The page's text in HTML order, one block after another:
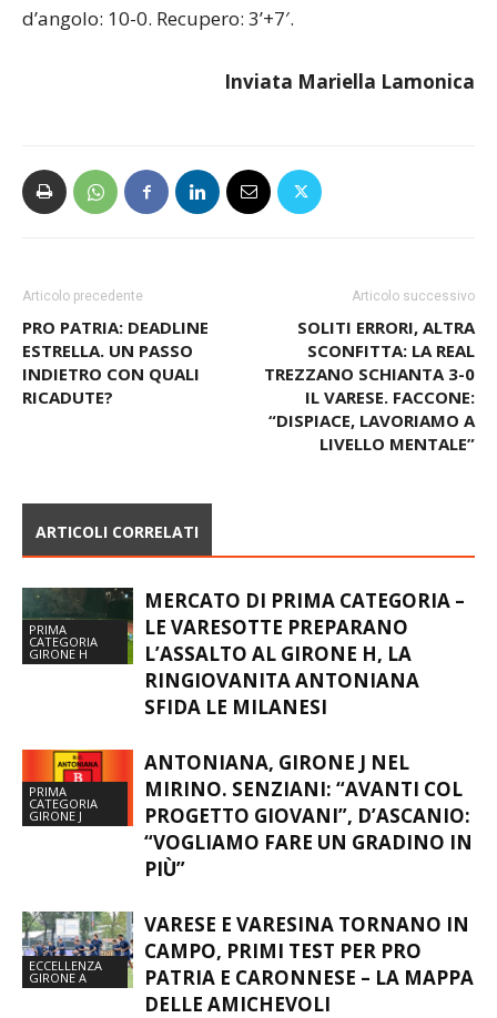
d’angolo: 10-0. Recupero: 3’+7′.
Inviata Mariella Lamonica
Articolo precedente
PRO PATRIA: DEADLINE
ESTRELLA. UN PASSO
INDIETRO CON QUALI
RICADUTE?
Articolo successivo
SOLITI ERRORI, ALTRA
SCONFITTA: LA REAL
TREZZANO SCHIANTA 3-0
IL VARESE. FACCONE:
“DISPIACE, LAVORIAMO A
LIVELLO MENTALE”
ARTICOLI CORRELATI
PRIMA
CATEGORIA
GIRONE H
MERCATO DI PRIMA CATEGORIA –
LE VARESOTTE PREPARANO
L’ASSALTO AL GIRONE H, LA
RINGIOVANITA ANTONIANA
SFIDA LE MILANESI
PRIMA
CATEGORIA
GIRONE J
ANTONIANA, GIRONE J NEL
MIRINO. SENZIANI: “AVANTI COL
PROGETTO GIOVANI”, D’ASCANIO:
“VOGLIAMO FARE UN GRADINO IN
PIÙ”
ECCELLENZA
GIRONE A
VARESE E VARESINA TORNANO IN
CAMPO, PRIMI TEST PER PRO
PATRIA E CARONNESE – LA MAPPA
DELLE AMICHEVOLI